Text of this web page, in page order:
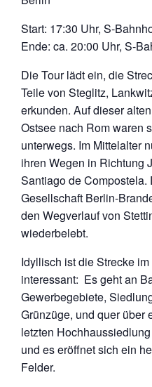
Start: 17:30 Uhr, S-
Ende: ca. 20:00 Uhr, S-
Die Tour lädt ein, die
Teile von Steglitz,
erkunden. Auf dieser
Ostsee nach Rom waren
unterwegs. Im Mittelalter
ihren Wegen in Richtung
Santiago de Compostela.
Gesellschaft Berlin-
den Wegverlauf von
wiederbelebt.
Idyllisch ist die Strecke
interessant: Es geht an
Gewerbegebiete,
Grünzüge, und quer über
letzten
und es eröffnet sich ein
Felder.